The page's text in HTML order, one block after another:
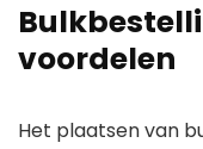
voordelen
Het plaatsen van